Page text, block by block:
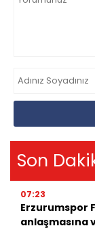
Son
07:23
Erzurumspor
anlaşmasına